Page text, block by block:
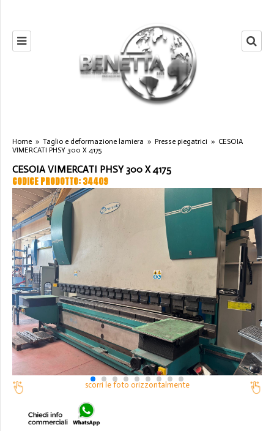
Home » Taglio e deformazione lamiera » Presse piegatrici » CESOIA
VIMERCATI PHSY 300 X 4175
CESOIA VIMERCATI PHSY 300 X 4175
CODICE PRODOTTO: 34409
scorri le foto orizzontalmente